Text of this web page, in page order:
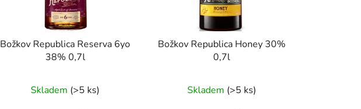
Božkov Republica Reserva 6yo
38% 0,7l
Skladem (>5 ks)
Božkov Republica Honey 30%
0,7l
Skladem (>5 ks)